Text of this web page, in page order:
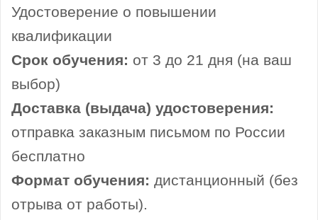
Удостоверение о повышении
квалификации
Срок обучения: от 3 до 21 дня (на ваш
выбор)
Доставка (выдача) удостоверения:
отправка заказным письмом по России
бесплатно
Формат обучения: дистанционный (без
отрыва от работы).